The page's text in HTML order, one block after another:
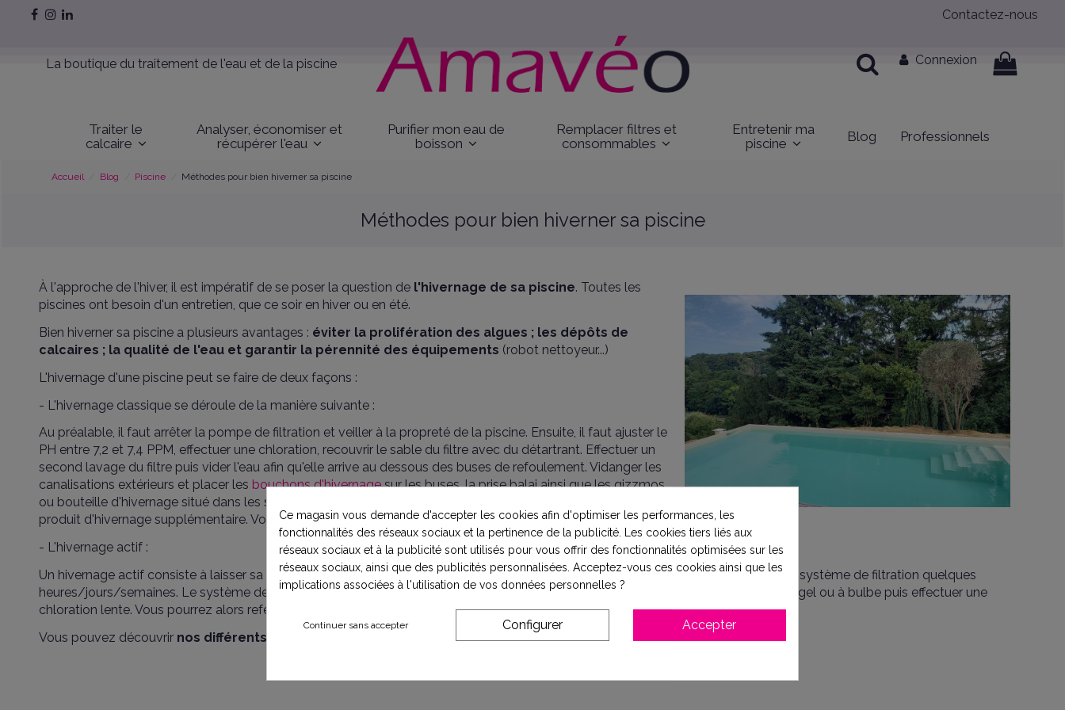
Contactez-nous
La boutique du traitement de l'eau et de la piscine Connexion
Traiter le
calcaire
Analyser, économiser et
récupérer l'eau
Purifier mon eau de
boisson
Remplacer filtres et
consommables
Entretenir ma
piscine
Blog Professionnels
Accueil Blog Piscine Méthodes pour bien hiverner sa piscine
Méthodes pour bien hiverner sa piscine
À l'approche de l'hiver, il est impératif de se poser la question de l'hivernage de sa piscine. Toutes les
piscines ont besoin d'un entretien, que ce soir en hiver ou en été.
Bien hiverner sa piscine a plusieurs avantages : éviter la prolifération des algues ; les dépôts de
calcaires ; la qualité de l'eau et garantir la pérennité des équipements (robot nettoyeur...)
L'hivernage d'une piscine peut se faire de deux façons :
- L'hivernage classique se déroule de la manière suivante :
Au préalable, il faut arrêter la pompe de filtration et veiller à la propreté de la piscine. Ensuite, il faut ajuster le
PH entre 7,2 et 7,4 PPM, effectuer une chloration, recouvrir le sable du filtre avec du détartrant. Effectuer un
second lavage du filtre puis vider l'eau afin qu'elle arrive au dessous des buses de refoulement. Vidanger les
canalisations extérieurs et placer les bouchons d'hivernagesur les buses, la prise balai ainsi que les gizzmos
ou bouteille d'hivernage situé dans les skimmeurs et flotteurs d'hivernage. Il est conseillé d'ajouter un
produit d'hivernage supplémentaire. Vous pourrez ainsi refermer votre volet/bâche.
- L'hivernage actif :
Un hivernage actif consiste à laisser sa piscine tourner au ralenti durant l'ensemble de la période hivernale, en faisant fonctionner le système de filtration quelques
heures/jours/semaines. Le système de filtration doit rester en marche pendant les périodes de gel. Il faut installer une sonde hors-gel ou à bulbe puis effectuer une
chloration lente. Vous pourrez alors refermer votre volet/bâche.
Vous pouvez découvrir nos différents produits dans notre rubrique:Hiverner sa piscine
Ce magasin vous demande d'accepter les cookies afin d'optimiser les performances, les
fonctionnalités des réseaux sociaux et la pertinence de la publicité. Les cookies tiers liés aux
réseaux sociaux et à la publicité sont utilisés pour vous offrir des fonctionnalités optimisées sur les
réseaux sociaux, ainsi que des publicités personnalisées. Acceptez-vous ces cookies ainsi que les
implications associées à l'utilisation de vos données personnelles ?
Continuer sans accepter Configurer Accepter